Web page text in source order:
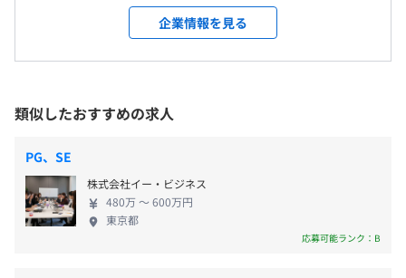
受動喫煙防止措置に関する事項
屋内禁煙
JR各線「御茶ノ水」より徒歩5分
東京メトロ千代田線「新御茶ノ水駅」より徒歩5分
JR各線「秋葉原駅」より徒歩7分
◇ 年間休日120日以上
◇産前産後休暇
◇子の看護休暇
◇介護休暇
◇賞与支給（年2回）
好業績の際には年度末に特別賞与の支給あり（2年連続
55％を占める大手建機メーカーとはプライムベンダ
ー（直取引）の関係にあり、さらに大手製鉄会社や
大手生命保険会社向けには二次請けとして重要なシ
プとの取引も広がり、現在クライアントの90％が大
手企業、商流レベルでは一次・二次請けが95％を占
めています。売上構成はSESが約65％、受託開発が約
35％です。 こうした顧客構成を背景に、当社の業務
スタイルには明確な特徴があります。 ◆ チームで参
画するスタイル SESでよくある“一人常駐”は原則あ
りません。上司や先輩がいるチーム単位で参画する
企業情報を見る
類似したおすすめの求人
PG、SE
株式会社イー・ビジネス
480万 〜 600万円
東京都
応募可能ランク：B